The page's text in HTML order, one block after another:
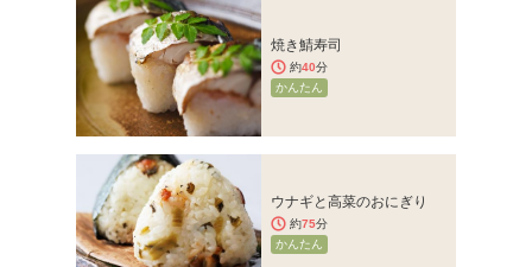
焼き鯖寿司
約40分
かんたん
ウナギと高菜のおにぎり
約75分
かんたん